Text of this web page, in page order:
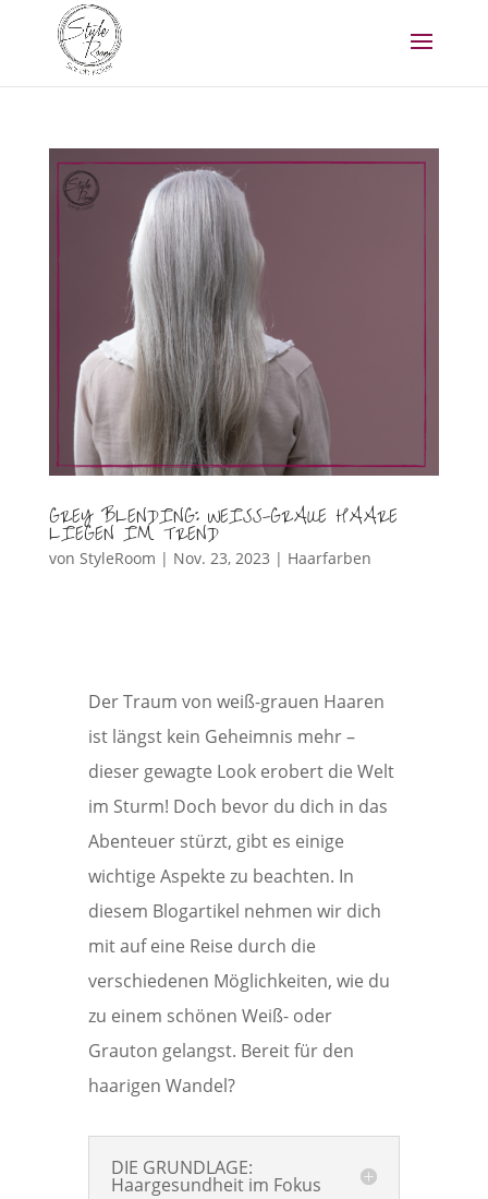
GREY BLENDING: WEISS-GRAUE HAARE
LIEGEN IM TREND
von StyleRoom | Nov. 23, 2023 | Haarfarben
Der Traum von weiß-grauen Haaren
ist längst kein Geheimnis mehr –
dieser gewagte Look erobert die Welt
im Sturm! Doch bevor du dich in das
Abenteuer stürzt, gibt es einige
wichtige Aspekte zu beachten. In
diesem Blogartikel nehmen wir dich
mit auf eine Reise durch die
verschiedenen Möglichkeiten, wie du
zu einem schönen Weiß- oder
Grauton gelangst. Bereit für den
haarigen Wandel?
DIE GRUNDLAGE:
Haargesundheit im Fokus